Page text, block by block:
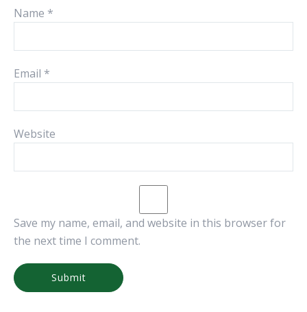
Name *
Email *
Website
Save my name, email, and website in this browser for
the next time I comment.